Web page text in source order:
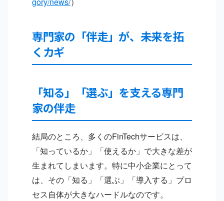
専門家の「伴走」が、未来を拓
くカギ
「知る」「選ぶ」を支える専門
家の伴走
結局のところ、多くのFinTechサービスは、
「知っているか」「使えるか」で大きな差が
生まれてしまいます。特に中小企業にとって
は、その「知る」「選ぶ」「導入する」プロ
セス自体が大きなハードルなのです。